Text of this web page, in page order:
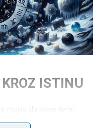
ISTINU
mogu da nose teret
shvaćeni,